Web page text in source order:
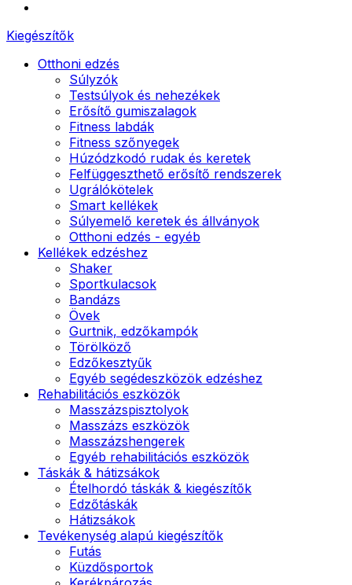
Kiegészítők
Otthoni edzés
Súlyzók
Testsúlyok és nehezékek
Erősítő gumiszalagok
Fitness labdák
Fitness szőnyegek
Húzódzkodó rudak és keretek
Felfüggeszthető erősítő rendszerek
Ugrálókötelek
Smart kellékek
Súlyemelő keretek és állványok
Otthoni edzés - egyéb
Kellékek edzéshez
Shaker
Sportkulacsok
Bandázs
Övek
Gurtnik, edzőkampók
Törölköző
Edzőkesztyűk
Egyéb segédeszközök edzéshez
Rehabilitációs eszközök
Masszázspisztolyok
Masszázs eszközök
Masszázshengerek
Egyéb rehabilitációs eszközök
Táskák & hátizsákok
Ételhordó táskák & kiegészítők
Edzőtáskák
Hátizsákok
Tevékenység alapú kiegészítők
Futás
Küzdősportok